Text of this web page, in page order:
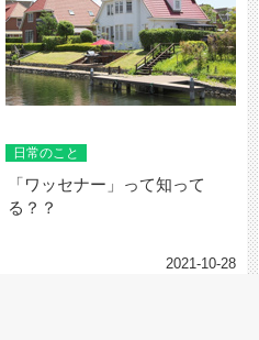
日常のこと
「ワッセナー」って知って
る？？
2021-10-28